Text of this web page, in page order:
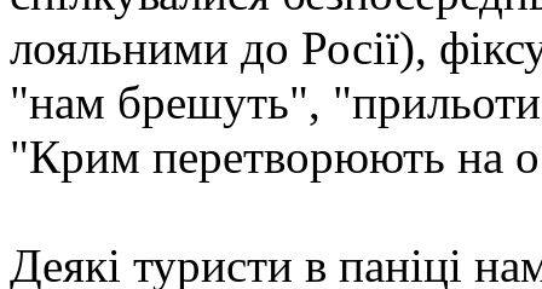
лояльними до Росії),
"нам брешуть",
"Крим перетворюють на
Деякі туристи в паніці